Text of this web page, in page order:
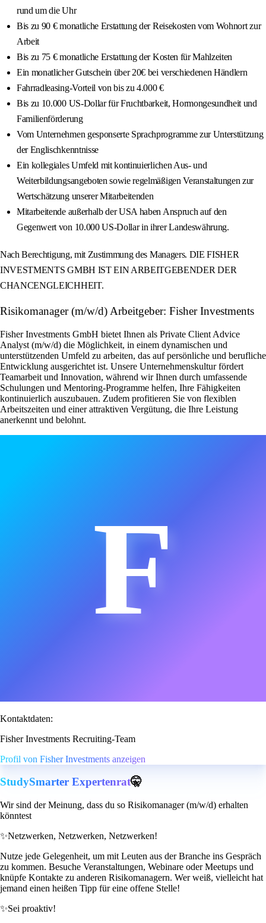
rund um die Uhr
Bis zu 90 € monatliche Erstattung der Reisekosten vom Wohnort zur
Arbeit
Bis zu 75 € monatliche Erstattung der Kosten für Mahlzeiten
Ein monatlicher Gutschein über 20€ bei verschiedenen Händlern
Fahrradleasing-Vorteil von bis zu 4.000 €
Bis zu 10.000 US-Dollar für Fruchtbarkeit, Hormongesundheit und
Familienförderung
Vom Unternehmen gesponserte Sprachprogramme zur Unterstützung
der Englischkenntnisse
Ein kollegiales Umfeld mit kontinuierlichen Aus- und
Weiterbildungsangeboten sowie regelmäßigen Veranstaltungen zur
Wertschätzung unserer Mitarbeitenden
Mitarbeitende außerhalb der USA haben Anspruch auf den
Gegenwert von 10.000 US-Dollar in ihrer Landeswährung.
Nach Berechtigung, mit Zustimmung des Managers. DIE FISHER
INVESTMENTS GMBH IST EIN ARBEITGEBENDER DER
CHANCENGLEICHHEIT.
Risikomanager (m/w/d) Arbeitgeber: Fisher Investments
Fisher Investments GmbH bietet Ihnen als Private Client Advice
Analyst (m/w/d) die Möglichkeit, in einem dynamischen und
unterstützenden Umfeld zu arbeiten, das auf persönliche und berufliche
Entwicklung ausgerichtet ist. Unsere Unternehmenskultur fördert
Teamarbeit und Innovation, während wir Ihnen durch umfassende
Schulungen und Mentoring-Programme helfen, Ihre Fähigkeiten
kontinuierlich auszubauen. Zudem profitieren Sie von flexiblen
Arbeitszeiten und einer attraktiven Vergütung, die Ihre Leistung
anerkennt und belohnt.
F
Kontaktdaten:
Fisher Investments Recruiting-Team
Profil von Fisher Investments anzeigen
StudySmarter Expertenrat🤫
Wir sind der Meinung, dass du so Risikomanager (m/w/d) erhalten
könntest
✨Netzwerken, Netzwerken, Netzwerken!
Nutze jede Gelegenheit, um mit Leuten aus der Branche ins Gespräch
zu kommen. Besuche Veranstaltungen, Webinare oder Meetups und
knüpfe Kontakte zu anderen Risikomanagern. Wer weiß, vielleicht hat
jemand einen heißen Tipp für eine offene Stelle!
✨Sei proaktiv!